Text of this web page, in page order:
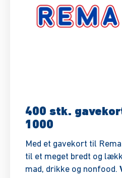
400 stk.
1000
Med et gavekort til
til et meget bredt og
mad, drikke og nonfood.